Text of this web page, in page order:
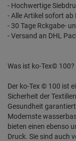
- Hochwertige
- Alle Artikel sofort ab
- 30 Tage Rckgabe-
- Versand an DHL
Was ist ko-Tex© 100?
Der ko-Tex © 100 ist
Sicherheit der
Gesundheit
Modernste
bieten einen ebenso
Druck. Sie sind auch